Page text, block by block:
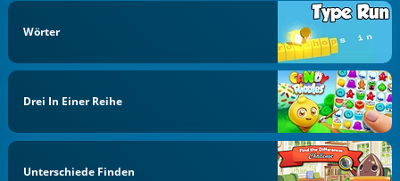
Wörter
Drei In Einer Reihe
Unterschiede Finden